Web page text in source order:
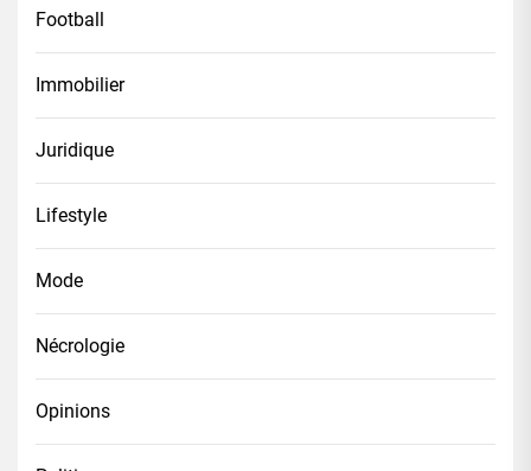
Football
Immobilier
Juridique
Lifestyle
Mode
Nécrologie
Opinions